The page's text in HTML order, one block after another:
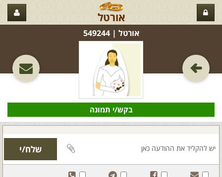
אורטל
אורטל‏ | 549244
בקש/י תמונה